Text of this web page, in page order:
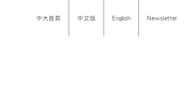
中大首頁 中文版 English Newsletter